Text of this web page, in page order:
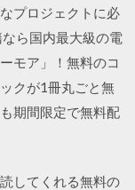
プロジェクトに必
ら国内最大級の電
モア」！無料のコ
クが1冊丸ごと無
期間限定で無料配
してくれる無料の